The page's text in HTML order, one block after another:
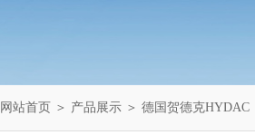
网站首页 ＞ 产品展示 ＞ 德国贺德克HYDAC